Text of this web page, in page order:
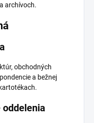
archívoch.
obchodných
a bežnej